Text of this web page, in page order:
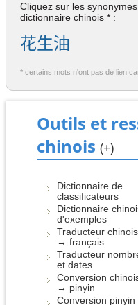
Cliquez sur les
dictionnaire chinois * :
花生油
* certains mots n'ont pas de lien
Outils et
chinois (+)
Dictionnaire de
classificateurs
Dictionnaire
d'exemples
Traducteur chinois
→ français
Traducteur
et dates
Conversion
→ pinyin
Conversion